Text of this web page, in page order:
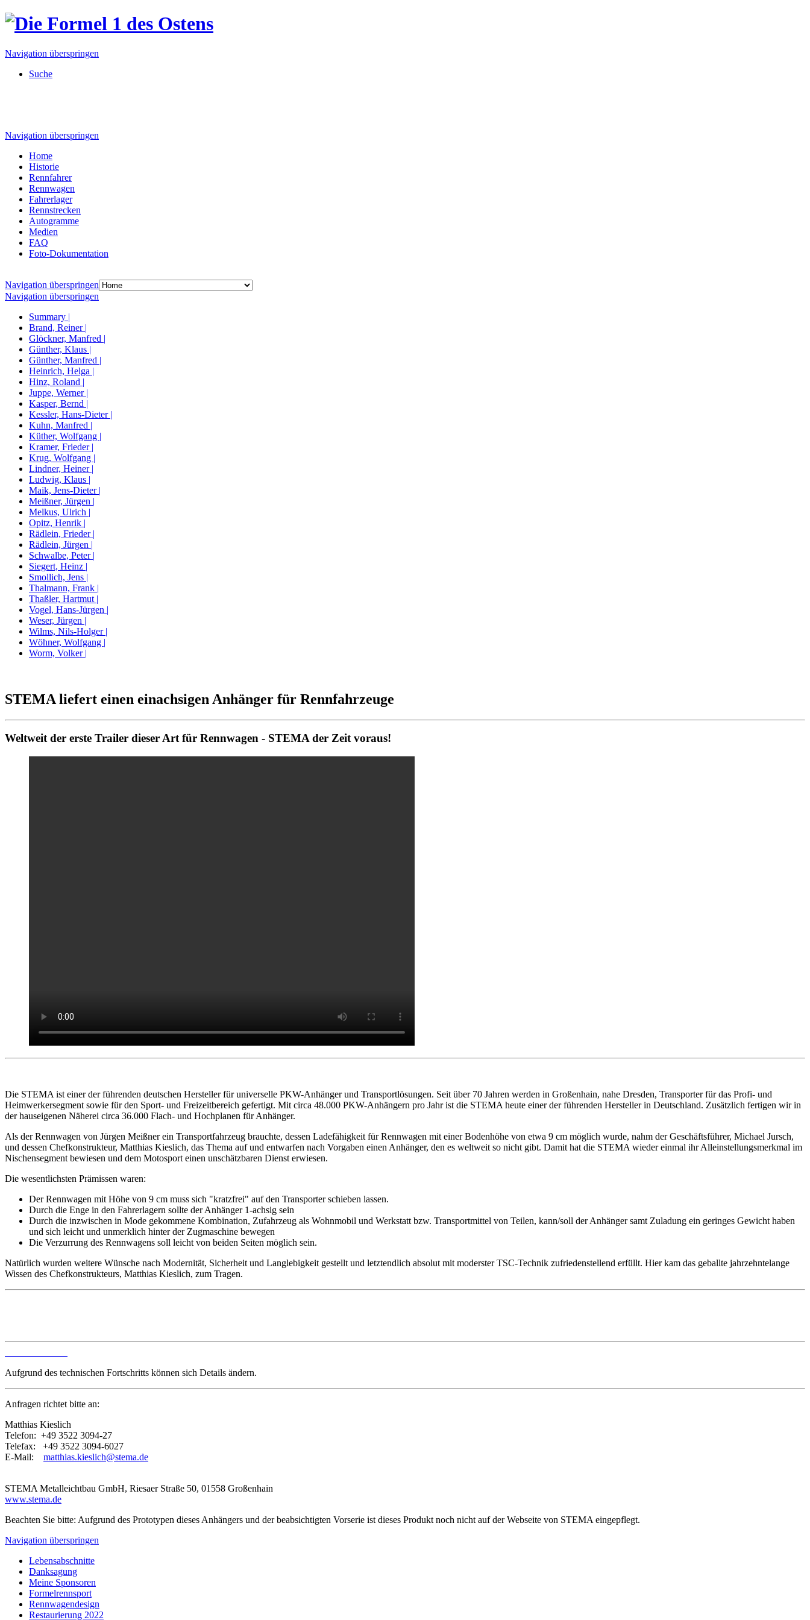
Navigation überspringen
Suche
Navigation überspringen
Home
Historie
Rennfahrer
Rennwagen
Fahrerlager
Rennstrecken
Autogramme
Medien
FAQ
Foto-Dokumentation
Navigation überspringen
Navigation überspringen
Summary |
Brand, Reiner |
Glöckner, Manfred |
Günther, Klaus |
Günther, Manfred |
Heinrich, Helga |
Hinz, Roland |
Juppe, Werner |
Kasper, Bernd |
Kessler, Hans-Dieter |
Kuhn, Manfred |
Küther, Wolfgang |
Kramer, Frieder |
Krug, Wolfgang |
Lindner, Heiner |
Ludwig, Klaus |
Maik, Jens-Dieter |
Meißner, Jürgen |
Melkus, Ulrich |
Opitz, Henrik |
Rädlein, Frieder |
Rädlein, Jürgen |
Schwalbe, Peter |
Siegert, Heinz |
Smollich, Jens |
Thalmann, Frank |
Thaßler, Hartmut |
Vogel, Hans-Jürgen |
Weser, Jürgen |
Wilms, Nils-Holger |
Wöhner, Wolfgang |
Worm, Volker |
STEMA liefert einen einachsigen Anhänger für Rennfahrzeuge
Weltweit der erste Trailer dieser Art für Rennwagen - STEMA der Zeit voraus!
Die STEMA ist einer der führenden deutschen Hersteller für universelle PKW-Anhänger und Transportlösungen. Seit über 70 Jahren werden in Großenhain, nahe Dresden, Transporter für das Profi- und
Heimwerkersegment sowie für den Sport- und Freizeitbereich gefertigt. Mit circa 48.000 PKW-Anhängern pro Jahr ist die STEMA heute einer der führenden Hersteller in Deutschland. Zusätzlich fertigen wir in
der hauseigenen Näherei circa 36.000 Flach- und Hochplanen für Anhänger.
Als der Rennwagen von Jürgen Meißner ein Transportfahrzeug brauchte, dessen Ladefähigkeit für Rennwagen mit einer Bodenhöhe von etwa 9 cm möglich wurde, nahm der Geschäftsführer, Michael Jursch,
und dessen Chefkonstrukteur, Matthias Kieslich, das Thema auf und entwarfen nach Vorgaben einen Anhänger, den es weltweit so nicht gibt. Damit hat die STEMA wieder einmal ihr Alleinstellungsmerkmal im
Nischensegment bewiesen und dem Motosport einen unschätzbaren Dienst erwiesen.
Die wesentlichsten Prämissen waren:
Der Rennwagen mit Höhe von 9 cm muss sich "kratzfrei" auf den Transporter schieben lassen.
Durch die Enge in den Fahrerlagern sollte der Anhänger 1-achsig sein
Durch die inzwischen in Mode gekommene Kombination, Zufahrzeug als Wohnmobil und Werkstatt bzw. Transportmittel von Teilen, kann/soll der Anhänger samt Zuladung ein geringes Gewicht haben
und sich leicht und unmerklich hinter der Zugmaschine bewegen
Die Verzurrung des Rennwagens soll leicht von beiden Seiten möglich sein.
Natürlich wurden weitere Wünsche nach Modernität, Sicherheit und Langlebigkeit gestellt und letztendlich absolut mit moderster TSC-Technik zufriedenstellend erfüllt. Hier kam das geballte jahrzehntelange
Wissen des Chefkonstrukteurs, Matthias Kieslich, zum Tragen.
Aufgrund des technischen Fortschritts können sich Details ändern.
Anfragen richtet bitte an:
Matthias Kieslich
Telefon: +49 3522 3094-27
Telefax: +49 3522 3094-6027
E-Mail: matthias.kieslich@stema.de
STEMA Metalleichtbau GmbH, Riesaer Straße 50, 01558 Großenhain
www.stema.de
Beachten Sie bitte: Aufgrund des Prototypen dieses Anhängers und der beabsichtigten Vorserie ist dieses Produkt noch nicht auf der Webseite von STEMA eingepflegt.
Navigation überspringen
Lebensabschnitte
Danksagung
Meine Sponsoren
Formelrennsport
Rennwagendesign
Restaurierung 2022